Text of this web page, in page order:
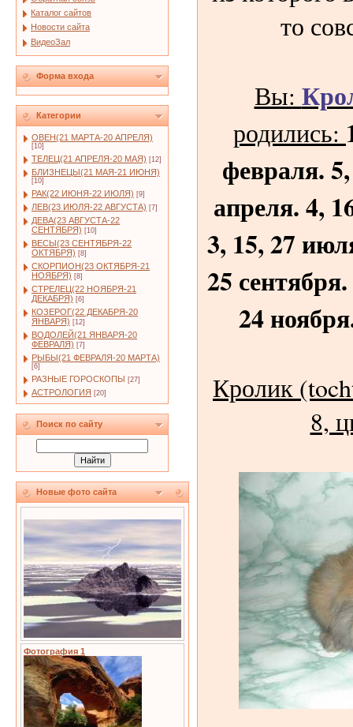
Каталог сайтов
Новости сайта
ВидеоЗал
Форма входа
Категории
ОВЕН(21 МАРТА-20 АПРЕЛЯ)
[10]
ТЕЛЕЦ(21 АПРЕЛЯ-20 МАЯ) [12]
БЛИЗНЕЦЫ(21 МАЯ-21 ИЮНЯ)
[10]
РАК(22 ИЮНЯ-22 ИЮЛЯ) [9]
ЛЕВ(23 ИЮЛЯ-22 АВГУСТА) [7]
ДЕВА(23 АВГУСТА-22
СЕНТЯБРЯ) [10]
ВЕСЫ(23 СЕНТЯБРЯ-22
ОКТЯБРЯ) [8]
СКОРПИОН(23 ОКТЯБРЯ-21
НОЯБРЯ) [8]
СТРЕЛЕЦ(22 НОЯБРЯ-21
ДЕКАБРЯ) [6]
КОЗЕРОГ(22 ДЕКАБРЯ-20
ЯНВАРЯ) [12]
ВОДОЛЕЙ(21 ЯНВАРЯ-20
ФЕВРАЛЯ) [7]
РЫБЫ(21 ФЕВРАЛЯ-20 МАРТА)
[6]
РАЗНЫЕ ГОРОСКОПЫ [27]
АСТРОЛОГИЯ [20]
Поиск по сайту
Новые фото сайта
Фотография 1
то
Вы:
родились:
февраля.
апреля. 4,
3, 15, 27
25
24
Кролик
8,